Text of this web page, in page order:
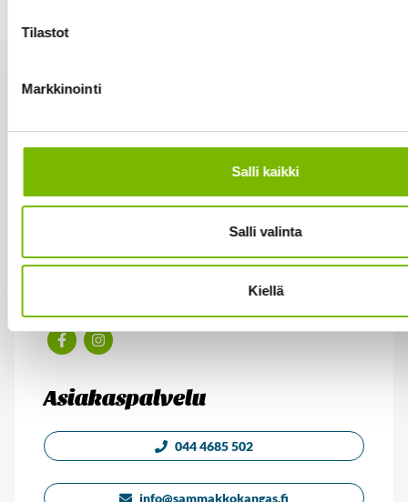
Tilastot
Markkinointi
Salli kaikki
Salli valinta
Kiellä
Sammakkokangas Oy
FacebookInstagram
Asiakaspalvelu
044 4685 502
info@sammakkokangas.fi